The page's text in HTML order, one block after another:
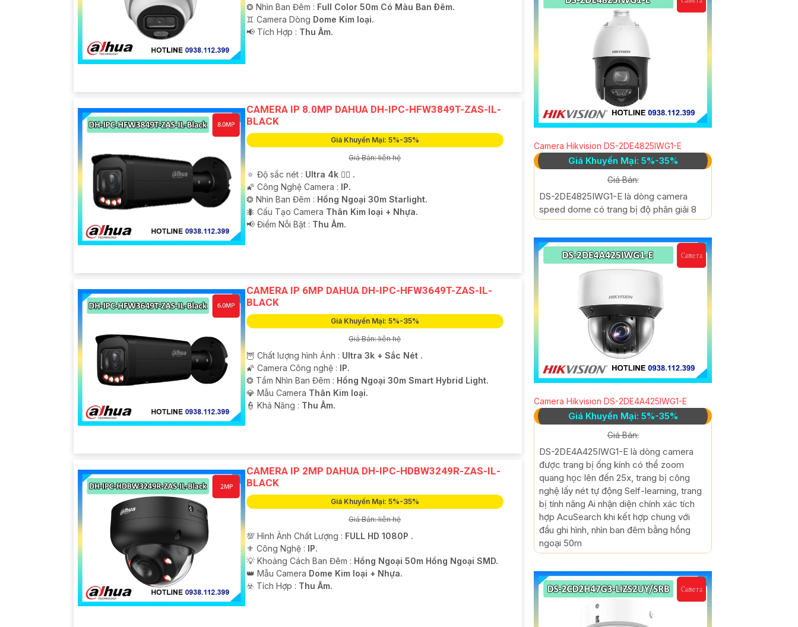
❂ Nhìn Ban Đêm : Full Color 50m Có Màu Ban Ðêm.
♊ Camera Dòng Dome Kim loại.
️📢 Tích Hợp : Thu Âm.
CAMERA IP 8.0MP DAHUA DH-IPC-HFW3849T-ZAS-IL-
BLACK
Giá Khuyến Mại: 5%-35%
Giá Bán: liên hệ
🔅 Độ sắc nét : Ultra 4k 👍🏾 .
🌠 Công Nghệ Camera : IP.
❂ Nhìn Ban Đêm : Hồng Ngoại 30m Starlight.
🐜 Cấu Tạo Camera Thân Kim loại + Nhựa.
️📢 Điểm Nỗi Bật : Thu Âm.
CAMERA IP 6MP DAHUA DH-IPC-HFW3649T-ZAS-IL-
BLACK
Giá Khuyến Mại: 5%-35%
Giá Bán: liên hệ
🦉 Chất lượng hình Ảnh : Ultra 3k + Sắc Nét .
🌠 Camera Công nghệ : IP.
❂ Tầm Nhìn Ban Đêm : Hồng Ngoại 30m Smart Hybrid Light.
💎 Mẫu Camera Thân Kim loại.
️👮 Khả Năng : Thu Âm.
CAMERA IP 2MP DAHUA DH-IPC-HDBW3249R-ZAS-IL-
BLACK
Giá Khuyến Mại: 5%-35%
Giá Bán: liên hệ
💯 Hình Ành Chất Lượng : FULL HD 1080P .
⚜️ Công Nghệ : IP.
💡 Khoảng Cách Ban Đêm : Hồng Ngoại 50m Hồng Ngoại SMD.
👑 Mẫu Camera Dome Kim loại + Nhựa.
️☣️ Tích Hợp : Thu Âm.
Camera Hikvision DS-2DE4825IWG1-E
Giá Khuyến Mại: 5%-35%
Giá Bán:
DS-2DE4825IWG1-E là dòng camera
speed dome có trang bị độ phân giải 8
Camera Hikvision DS-2DE4A425IWG1-E
Giá Khuyến Mại: 5%-35%
Giá Bán:
DS-2DE4A425IWG1-E là dòng camera
được trang bị ống kính có thể zoom
quang học lên đến 25x, trang bị công
nghệ lấy nét tự động Self-learning, trang
bị tính năng Ai nhận diện chính xác tích
hợp AcuSearch khi kết hợp chung với
đầu ghi hình, nhìn ban đêm bằng hồng
ngoại 50m